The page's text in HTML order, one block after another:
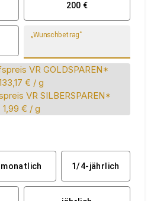
200 €
„Wunschbetrag“
VR GOLDSPAREN*
€ / g
VR SILBERSPAREN*
1,99 € / g
monatlich 1/4-jährlich